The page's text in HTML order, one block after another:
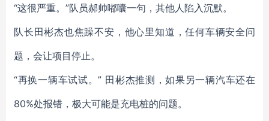
“这很严重。”队员郝帅嘟囔一句，其他人陷入沉默。
队长田彬杰也焦躁不安，他心里知道，任何车辆安全问
题，会让项目停止。
“再换一辆车试试。” 田彬杰推测，如果另一辆汽车还在
80%处报错，极大可能是充电桩的问题。